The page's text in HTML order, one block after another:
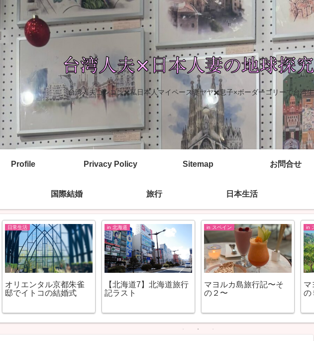
台湾人夫ゴンゴン✖️私日本人マイペース妻ヤヤ✖️息子×ボーダーコリーで台湾
Profile Privacy Policy Sitemap お問合せ
国際結婚 旅行 日本生活
日常生活
オリエンタル京都朱雀
邸でイトコの結婚式
in 北海道
【北海道7】北海道旅行
記ラスト
in スペイン
マヨルカ島旅行記〜そ
の２〜
in
マ
の